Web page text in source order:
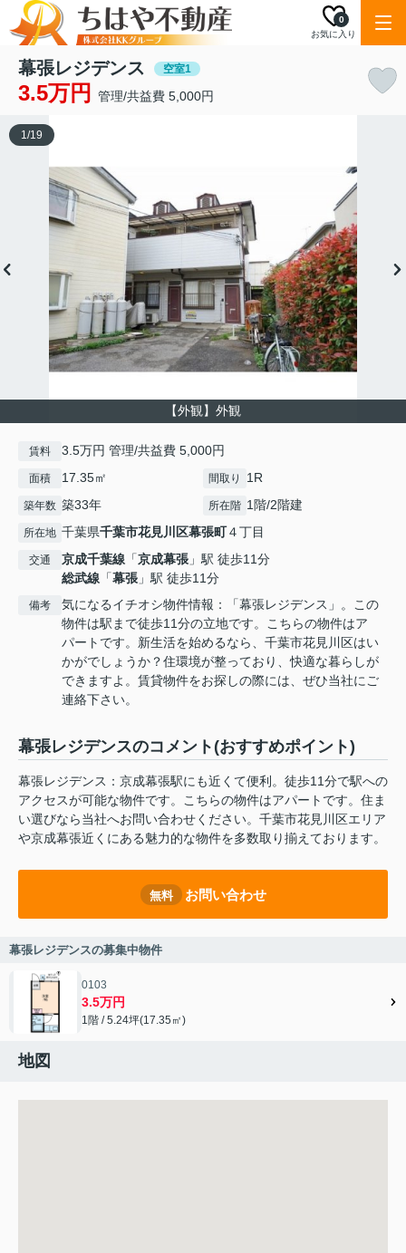
お気に入り
0
幕張レジデンス 空室1
3.5万円 管理/共益費 5,000円
【外観】外観
1/19
賃料 3.5万円 管理/共益費 5,000円
面積 17.35㎡ 間取り 1R
築年数 築33年 所在階 1階/2階建
所在地 千葉県千葉市花見川区幕張町４丁目
交通 京成千葉線 「京成幕張 」駅 徒歩11分
総武線 「幕張 」駅 徒歩11分
備考
気になるイチオシ物件情報：「幕張レジデンス」。この
物件は駅まで徒歩11分の立地です。こちらの物件はア
パートです。新生活を始めるなら、千葉市花見川区はい
かがでしょうか？住環境が整っており、快適な暮らしが
できますよ。賃貸物件をお探しの際には、ぜひ当社にご
連絡下さい。
幕張レジデンスのコメント(おすすめポイント)
幕張レジデンス：京成幕張駅にも近くて便利。徒歩11分で駅への
アクセスが可能な物件です。こちらの物件はアパートです。住ま
い選びなら当社へお問い合わせください。千葉市花見川区エリア
や京成幕張近くにある魅力的な物件を多数取り揃えております。
無料 お問い合わせ
幕張レジデンスの募集中物件
0103
3.5万円
1階 / 5.24坪(17.35㎡)
地図